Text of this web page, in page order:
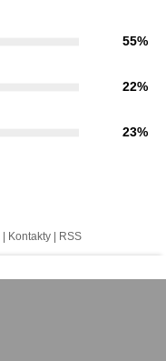
55%
22%
23%
Kontakty RSS